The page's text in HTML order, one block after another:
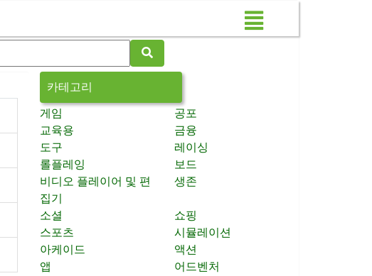
카테고리
게임
공포
교육용
금융
도구
레이싱
롤플레잉
보드
비디오 플레이어 및 편
집기
생존
소셜
쇼핑
스포츠
시뮬레이션
아케이드
액션
앱
어드벤처